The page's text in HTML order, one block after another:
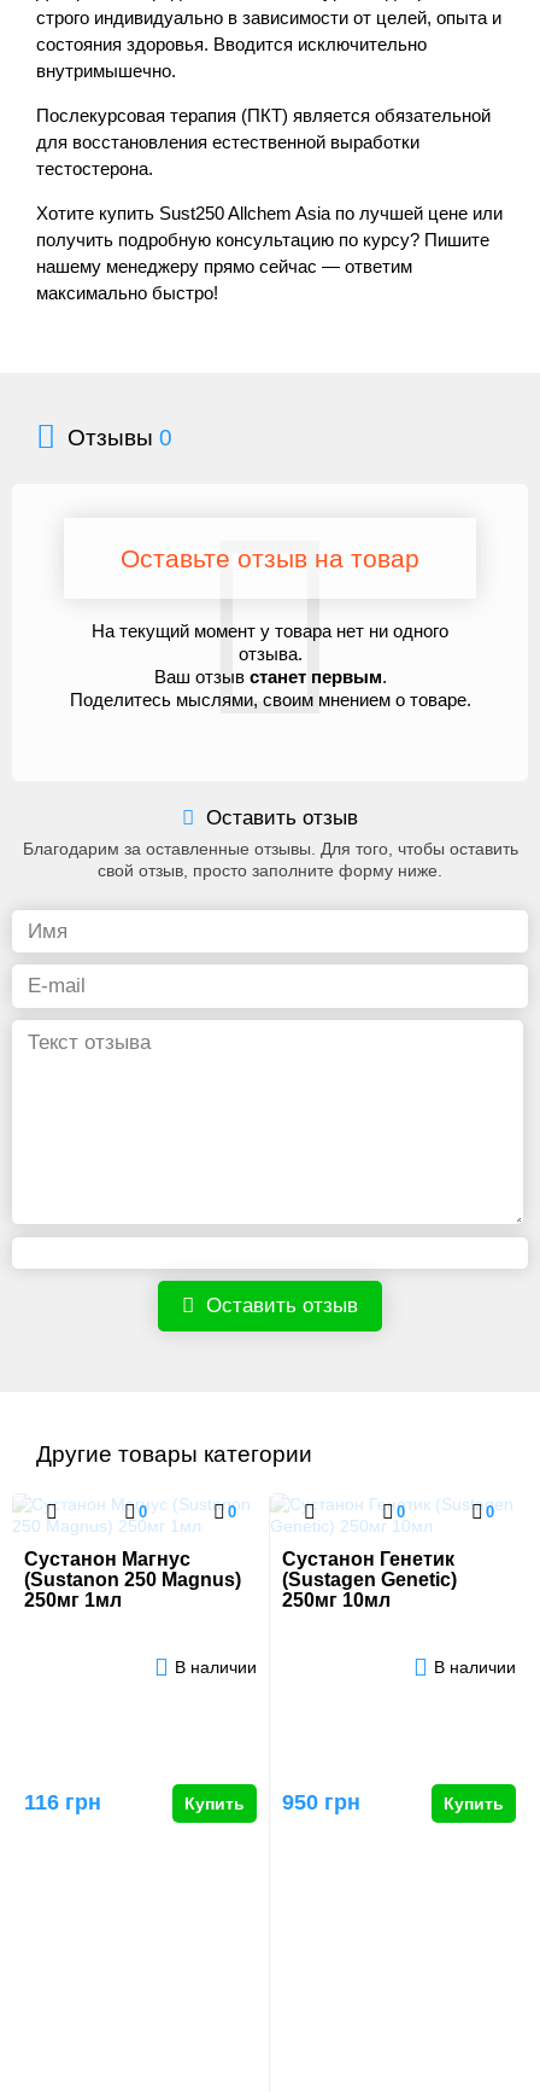
строго индивидуально в зависимости от целей, опыта и
состояния здоровья. Вводится исключительно
внутримышечно.
Послекурсовая терапия (ПКТ) является обязательной
для восстановления естественной выработки
тестостерона.
Хотите купить Sust250 Allchem Asia по лучшей цене или
получить подробную консультацию по курсу? Пишите
нашему менеджеру прямо сейчас — ответим
максимально быстро!
Отзывы 0
Оставьте отзыв на товар
На текущий момент у товара нет ни одного
отзыва.
Ваш отзыв станет первым.
Поделитесь мыслями, своим мнением о товаре.
Оставить отзыв
Благодарим за оставленные отзывы. Для того, чтобы оставить
свой отзыв, просто заполните форму ниже.
Оставить отзыв
Другие товары категории
0 0
Сустанон Магнус
(Sustanon 250 Magnus)
250мг 1мл
В наличии
116 грн Купить
0 0
Сустанон Генетик
(Sustagen Genetic)
250мг 10мл
В наличии
950 грн Купить